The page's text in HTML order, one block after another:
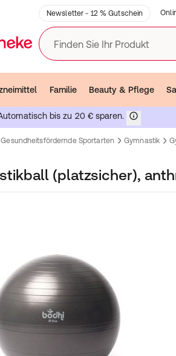
Newsletter - 12 % Gutschein
Finden Sie Ihr Produkt
Familie Beauty & Pflege
bis zu 20 € sparen.
Gesundheitsfördernde Sportarten Gymnastik
(platzsicher),